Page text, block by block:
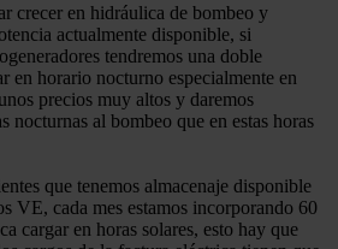
crecer en hidráulica de bombeo y
actualmente disponible, si
tendremos una doble
en horario nocturno especialmente en
precios muy altos y daremos
nocturnas al bombeo que en estas horas
que tenemos almacenaje disponible
VE, cada mes estamos incorporando 60
cargar en horas solares, esto hay que